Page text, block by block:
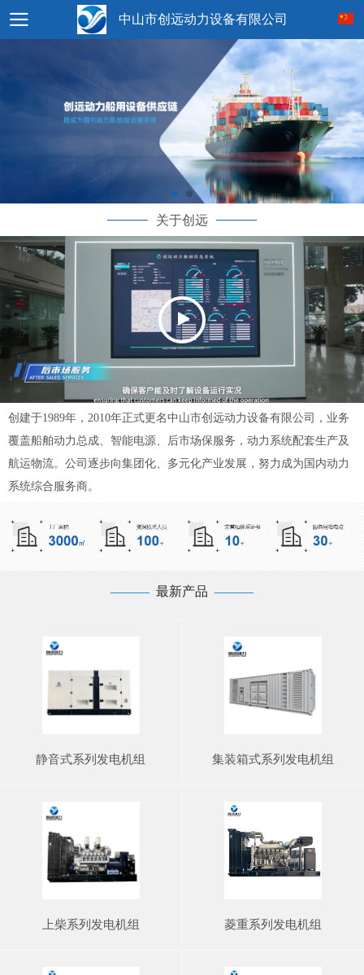
中山市创远动力设备有限公司
关于创远
创建于1989年，2010年正式更名中山市创远动力设备有限公司，业务
覆盖船舶动力总成、智能电源、后市场保服务，动力系统配套生产及
航运物流。公司逐步向集团化、多元化产业发展，努力成为国内动力
系统综合服务商。
——— 最新产品 ———
静音式系列发电机组 集装箱式系列发电机组
上柴系列发电机组 菱重系列发电机组